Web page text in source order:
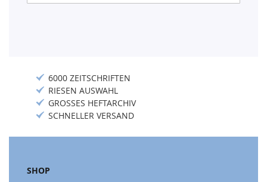
Newsletter:
6000 ZEITSCHRIFTEN
RIESEN AUSWAHL
GROSSES HEFTARCHIV
SCHNELLER VERSAND
SHOP